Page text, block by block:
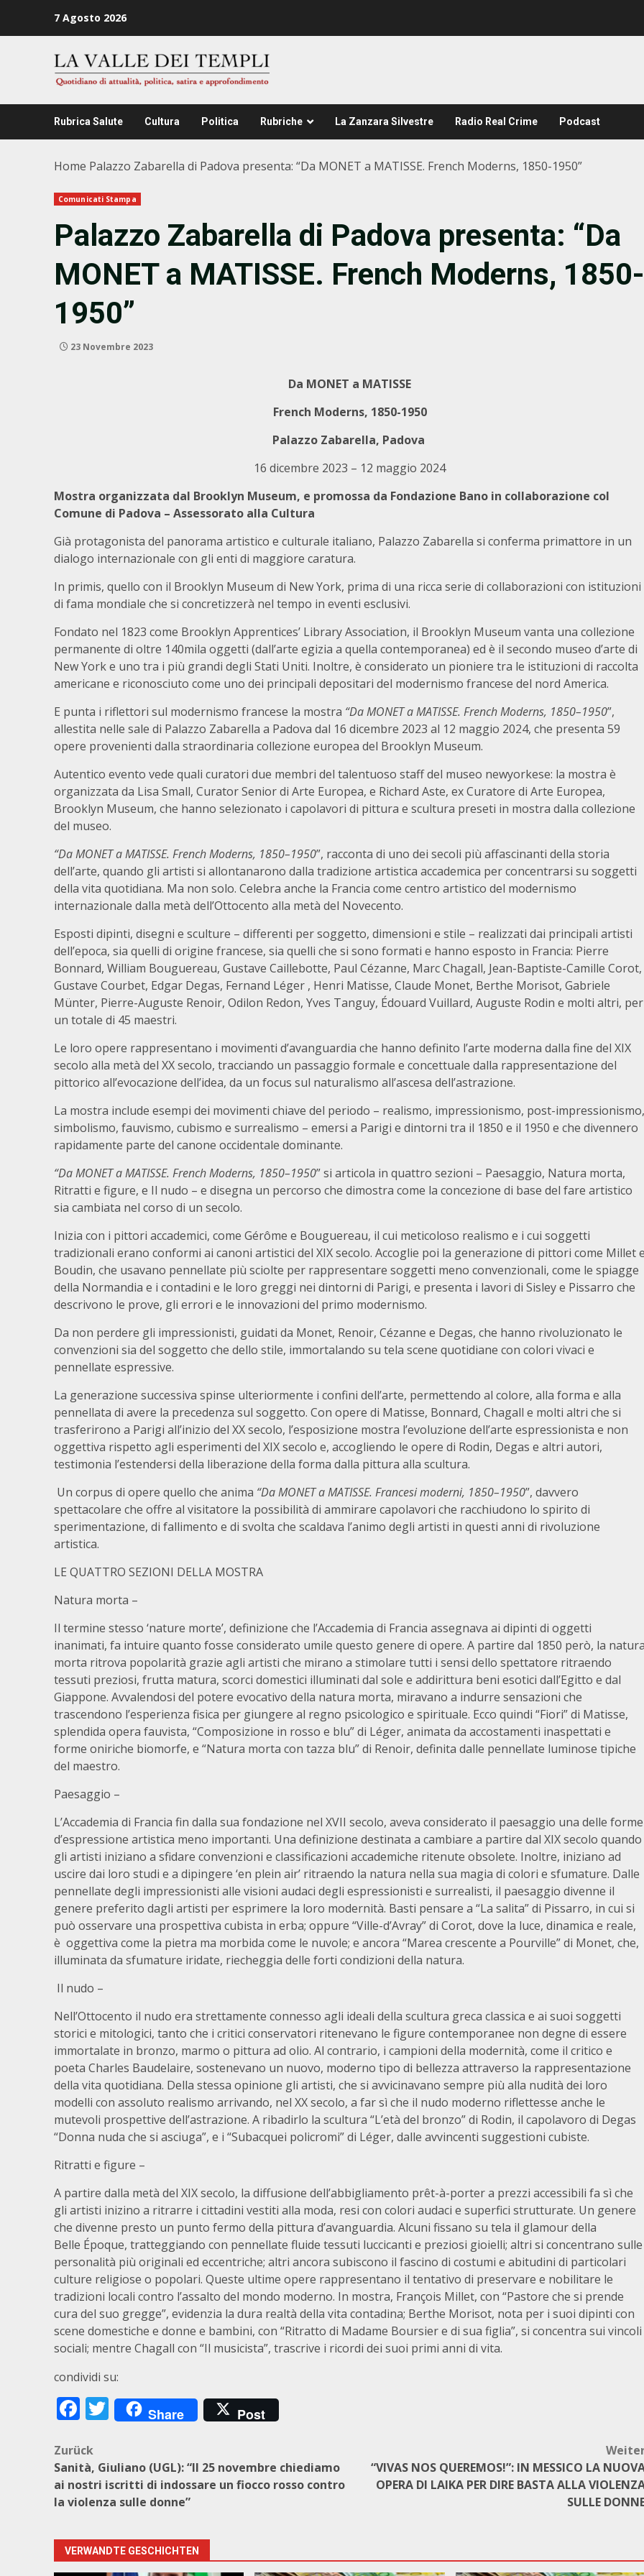
7 Agosto 2026
Rubrica Salute Cultura Politica Rubriche La Zanzara Silvestre Radio Real Crime Podcast
Home Palazzo Zabarella di Padova presenta: “Da MONET a MATISSE. French Moderns, 1850-1950”
Comunicati Stampa
Palazzo Zabarella di Padova presenta: “Da
MONET a MATISSE. French Moderns, 1850-
1950”
23 Novembre 2023
Da MONET a MATISSE
French Moderns, 1850-1950
Palazzo Zabarella, Padova
16 dicembre 2023 – 12 maggio 2024
Mostra organizzata dal Brooklyn Museum, e promossa da Fondazione Bano in collaborazione col
Comune di Padova – Assessorato alla Cultura
Già protagonista del panorama artistico e culturale italiano, Palazzo Zabarella si conferma primattore in un
dialogo internazionale con gli enti di maggiore caratura.
In primis, quello con il Brooklyn Museum di New York, prima di una ricca serie di collaborazioni con istituzioni
di fama mondiale che si concretizzerà nel tempo in eventi esclusivi.
Fondato nel 1823 come Brooklyn Apprentices’ Library Association, il Brooklyn Museum vanta una collezione
permanente di oltre 140mila oggetti (dall’arte egizia a quella contemporanea) ed è il secondo museo d’arte di
New York e uno tra i più grandi degli Stati Uniti. Inoltre, è considerato un pioniere tra le istituzioni di raccolta
americane e riconosciuto come uno dei principali depositari del modernismo francese del nord America.
E punta i riflettori sul modernismo francese la mostra “Da MONET a MATISSE. French Moderns, 1850–1950”,
allestita nelle sale di Palazzo Zabarella a Padova dal 16 dicembre 2023 al 12 maggio 2024, che presenta 59
opere provenienti dalla straordinaria collezione europea del Brooklyn Museum.
Autentico evento vede quali curatori due membri del talentuoso staff del museo newyorkese: la mostra è
organizzata da Lisa Small, Curator Senior di Arte Europea, e Richard Aste, ex Curatore di Arte Europea,
Brooklyn Museum, che hanno selezionato i capolavori di pittura e scultura preseti in mostra dalla collezione
del museo.
“Da MONET a MATISSE. French Moderns, 1850–1950”, racconta di uno dei secoli più affascinanti della storia
dell’arte, quando gli artisti si allontanarono dalla tradizione artistica accademica per concentrarsi su soggetti
della vita quotidiana. Ma non solo. Celebra anche la Francia come centro artistico del modernismo
internazionale dalla metà dell’Ottocento alla metà del Novecento.
Esposti dipinti, disegni e sculture – differenti per soggetto, dimensioni e stile – realizzati dai principali artisti
dell’epoca, sia quelli di origine francese, sia quelli che si sono formati e hanno esposto in Francia: Pierre
Bonnard, William Bouguereau, Gustave Caillebotte, Paul Cézanne, Marc Chagall, Jean-Baptiste-Camille Corot,
Gustave Courbet, Edgar Degas, Fernand Léger , Henri Matisse, Claude Monet, Berthe Morisot, Gabriele
Münter, Pierre-Auguste Renoir, Odilon Redon, Yves Tanguy, Édouard Vuillard, Auguste Rodin e molti altri, per
un totale di 45 maestri.
Le loro opere rappresentano i movimenti d’avanguardia che hanno definito l’arte moderna dalla fine del XIX
secolo alla metà del XX secolo, tracciando un passaggio formale e concettuale dalla rappresentazione del
pittorico all’evocazione dell’idea, da un focus sul naturalismo all’ascesa dell’astrazione.
La mostra include esempi dei movimenti chiave del periodo – realismo, impressionismo, post-impressionismo,
simbolismo, fauvismo, cubismo e surrealismo – emersi a Parigi e dintorni tra il 1850 e il 1950 e che divennero
rapidamente parte del canone occidentale dominante.
“Da MONET a MATISSE. French Moderns, 1850–1950” si articola in quattro sezioni – Paesaggio, Natura morta,
Ritratti e figure, e Il nudo – e disegna un percorso che dimostra come la concezione di base del fare artistico
sia cambiata nel corso di un secolo.
Inizia con i pittori accademici, come Gérôme e Bouguereau, il cui meticoloso realismo e i cui soggetti
tradizionali erano conformi ai canoni artistici del XIX secolo. Accoglie poi la generazione di pittori come Millet
Boudin, che usavano pennellate più sciolte per rappresentare soggetti meno convenzionali, come le spiagge
della Normandia e i contadini e le loro greggi nei dintorni di Parigi, e presenta i lavori di Sisley e Pissarro che
descrivono le prove, gli errori e le innovazioni del primo modernismo.
Da non perdere gli impressionisti, guidati da Monet, Renoir, Cézanne e Degas, che hanno rivoluzionato le
convenzioni sia del soggetto che dello stile, immortalando su tela scene quotidiane con colori vivaci e
pennellate espressive.
La generazione successiva spinse ulteriormente i confini dell’arte, permettendo al colore, alla forma e alla
pennellata di avere la precedenza sul soggetto. Con opere di Matisse, Bonnard, Chagall e molti altri che si
trasferirono a Parigi all’inizio del XX secolo, l’esposizione mostra l’evoluzione dell’arte espressionista e non
oggettiva rispetto agli esperimenti del XIX secolo e, accogliendo le opere di Rodin, Degas e altri autori,
testimonia l’estendersi della liberazione della forma dalla pittura alla scultura.
Un corpus di opere quello che anima “Da MONET a MATISSE. Francesi moderni, 1850–1950”, davvero
spettacolare che offre al visitatore la possibilità di ammirare capolavori che racchiudono lo spirito di
sperimentazione, di fallimento e di svolta che scaldava l’animo degli artisti in questi anni di rivoluzione
artistica.
LE QUATTRO SEZIONI DELLA MOSTRA
Natura morta –
Il termine stesso ‘nature morte’, definizione che l’Accademia di Francia assegnava ai dipinti di oggetti
inanimati, fa intuire quanto fosse considerato umile questo genere di opere. A partire dal 1850 però, la
morta ritrova popolarità grazie agli artisti che mirano a stimolare tutti i sensi dello spettatore ritraendo
tessuti preziosi, frutta matura, scorci domestici illuminati dal sole e addirittura beni esotici dall’Egitto e dal
Giappone. Avvalendosi del potere evocativo della natura morta, miravano a indurre sensazioni che
trascendono l’esperienza fisica per giungere al regno psicologico e spirituale. Ecco quindi “Fiori” di Matisse,
splendida opera fauvista, “Composizione in rosso e blu” di Léger, animata da accostamenti inaspettati e
forme oniriche biomorfe, e “Natura morta con tazza blu” di Renoir, definita dalle pennellate luminose tipiche
del maestro.
Paesaggio –
L’Accademia di Francia fin dalla sua fondazione nel XVII secolo, aveva considerato il paesaggio una delle forme
d’espressione artistica meno importanti. Una definizione destinata a cambiare a partire dal XIX secolo quando
gli artisti iniziano a sfidare convenzioni e classificazioni accademiche ritenute obsolete. Inoltre, iniziano ad
uscire dai loro studi e a dipingere ‘en plein air’ ritraendo la natura nella sua magia di colori e sfumature. Dalle
pennellate degli impressionisti alle visioni audaci degli espressionisti e surrealisti, il paesaggio divenne il
genere preferito dagli artisti per esprimere la loro modernità. Basti pensare a “La salita” di Pissarro, in cui si
può osservare una prospettiva cubista in erba; oppure “Ville-d’Avray” di Corot, dove la luce, dinamica e reale,
è oggettiva come la pietra ma morbida come le nuvole; e ancora “Marea crescente a Pourville” di Monet, che,
illuminata da sfumature iridate, riecheggia delle forti condizioni della natura.
Il nudo –
Nell’Ottocento il nudo era strettamente connesso agli ideali della scultura greca classica e ai suoi soggetti
storici e mitologici, tanto che i critici conservatori ritenevano le figure contemporanee non degne di essere
immortalate in bronzo, marmo o pittura ad olio. Al contrario, i campioni della modernità, come il critico e
poeta Charles Baudelaire, sostenevano un nuovo, moderno tipo di bellezza attraverso la rappresentazione
della vita quotidiana. Della stessa opinione gli artisti, che si avvicinavano sempre più alla nudità dei loro
modelli con assoluto realismo arrivando, nel XX secolo, a far sì che il nudo moderno riflettesse anche le
mutevoli prospettive dell’astrazione. A ribadirlo la scultura “L’età del bronzo” di Rodin, il capolavoro di Degas
“Donna nuda che si asciuga”, e i “Subacquei policromi” di Léger, dalle avvincenti suggestioni cubiste.
Ritratti e figure –
A partire dalla metà del XIX secolo, la diffusione dell’abbigliamento prêt-à-porter a prezzi accessibili fa sì che
gli artisti inizino a ritrarre i cittadini vestiti alla moda, resi con colori audaci e superfici strutturate. Un genere
che divenne presto un punto fermo della pittura d’avanguardia. Alcuni fissano su tela il glamour della
Belle Époque, tratteggiando con pennellate fluide tessuti luccicanti e preziosi gioielli; altri si concentrano sulle
personalità più originali ed eccentriche; altri ancora subiscono il fascino di costumi e abitudini di particolari
culture religiose o popolari. Queste ultime opere rappresentano il tentativo di preservare e nobilitare le
tradizioni locali contro l’assalto del mondo moderno. In mostra, François Millet, con “Pastore che si prende
cura del suo gregge”, evidenzia la dura realtà della vita contadina; Berthe Morisot, nota per i suoi dipinti con
scene domestiche e donne e bambini, con “Ritratto di Madame Boursier e di sua figlia”, si concentra sui vincoli
sociali; mentre Chagall con “Il musicista”, trascrive i ricordi dei suoi primi anni di vita.
condividi su:
Facebook
Twitter
Share Post
Beitragsnavigation
Zurück
Sanità, Giuliano (UGL): “Il 25 novembre chiediamo
ai nostri iscritti di indossare un fiocco rosso contro
la violenza sulle donne”
“VIVAS NOS QUEREMOS!”: IN MESSICO LA
OPERA DI LAIKA PER DIRE BASTA ALLA
SULLE
VERWANDTE GESCHICHTEN